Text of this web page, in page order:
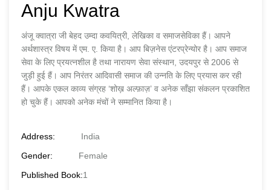
Anju Kwatra
अंजू क्वात्रा जी बेहद उम्दा कवयित्री, लेखिका व समाजसेविका हैं। आपने
अर्थशास्त्र विषय में एम. ए. किया है। आप बिज़नेस एंटरप्रेन्योर है। आप समाज
सेवा के लिए प्रयत्नशील है तथा नारायण सेवा संस्थान, उदयपुर से 2006 से
जुड़ी हुई हैं। आप निरंतर आदिवासी समाज की उन्नति के लिए प्रयास कर रही
हैं। आपके एकल काव्य संग्रह ‘शोख़ अल्फ़ाज़’ व अनेक साँझा संकलन प्रकाशित
हो चुके हैं। आपको अनेक मंचों ने सम्मानित किया है।
Address:
India
Gender:
Female
Published Book:1